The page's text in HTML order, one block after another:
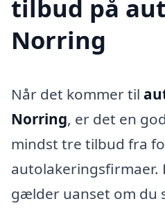
tilbud på
Norring
Når det kommer til
Norring, er det en
mindst tre tilbud fra
autolakeringsfirmaer.
gælder uanset om du